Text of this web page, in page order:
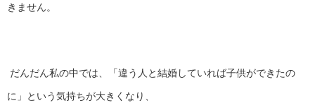
きません。
だんだん私の中では、「違う人と結婚していれば子供ができたの
に」という気持ちが大きくなり、